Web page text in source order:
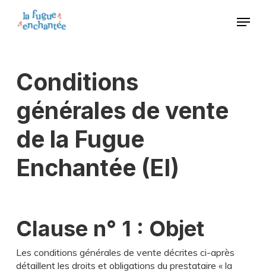
Menu
Conditions
générales de vente
de la Fugue
Enchantée (EI)
Clause n° 1 : Objet
Les conditions générales de vente décrites ci-après
détaillent les droits et obligations du prestataire « la